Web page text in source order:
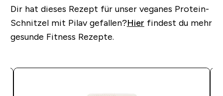
Dir hat dieses Rezept für unser veganes Protein-
Schnitzel mit Pilav gefallen?Hier findest du mehr
gesunde Fitness Rezepte.